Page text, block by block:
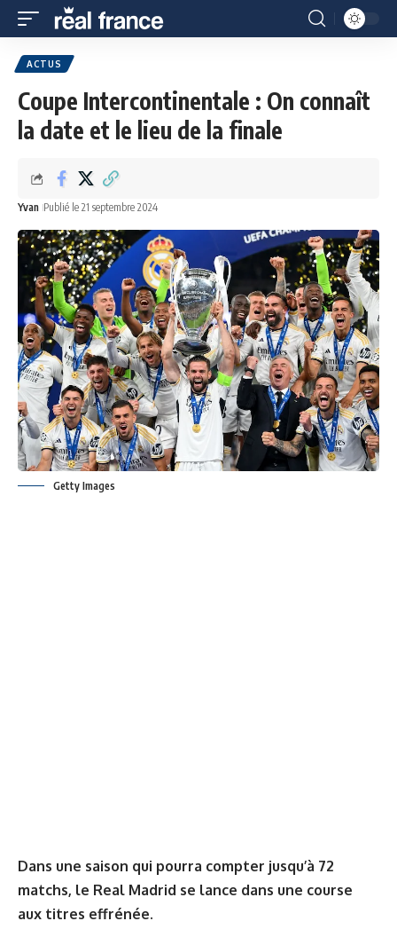
ACTUS
Coupe Intercontinentale : On connaît
la date et le lieu de la finale
Yvan Publié le 21 septembre 2024
Getty Images
Dans une saison qui pourra compter jusqu’à 72
matchs, le Real Madrid se lance dans une course
aux titres effrénée.